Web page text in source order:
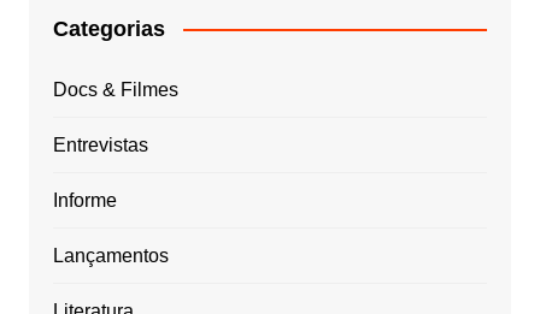
Categorias
Docs & Filmes
Entrevistas
Informe
Lançamentos